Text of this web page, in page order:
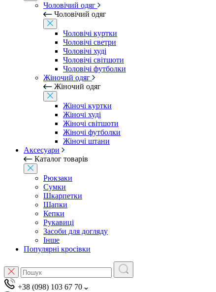
Чоловічий одяг
Чоловічий одяг
Чоловічі куртки
Чоловічі светри
Чоловічі худі
Чоловічі світшоти
Чоловічі футболки
Жіночий одяг
Жіночий одяг
Жіночі куртки
Жіночі худі
Жіночі світшоти
Жіночі футболки
Жіночі штани
Аксесуари
Каталог товарів
Рюкзаки
Сумки
Шкарпетки
Шапки
Кепки
Рукавиці
Засоби для догляду
Інше
Популярні кросівки
+38 (098) 103 67 70